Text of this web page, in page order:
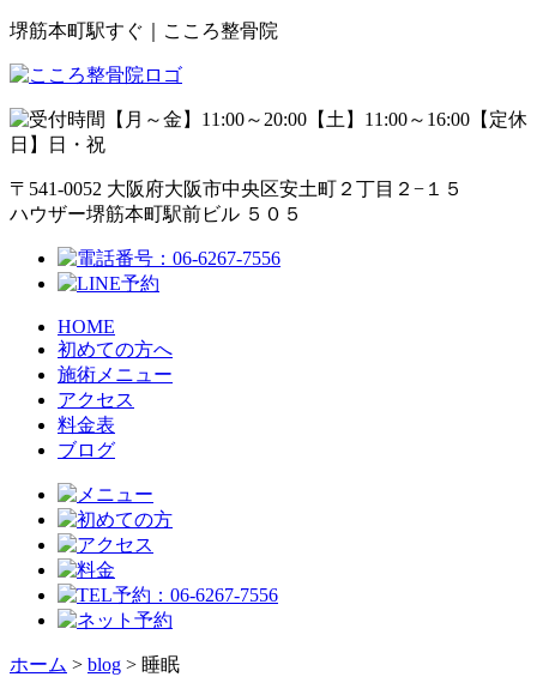
堺筋本町駅すぐ｜こころ整骨院
【月～金】11:00～20:00【土】11:00～16:00【定休
日】日・祝
〒541-0052 大阪府大阪市中央区安土町２丁目２−１５
ハウザー堺筋本町駅前ビル ５０５
HOME
初めての方へ
施術メニュー
アクセス
料金表
ブログ
ホーム > blog > 睡眠